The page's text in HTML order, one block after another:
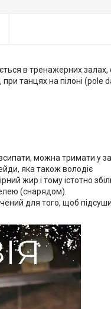
в тренажерних залах,
танцях на пілоні (pole
можна тримати у
яка також володіє
жир і тому істотно
(снарядом).
для того, щоб